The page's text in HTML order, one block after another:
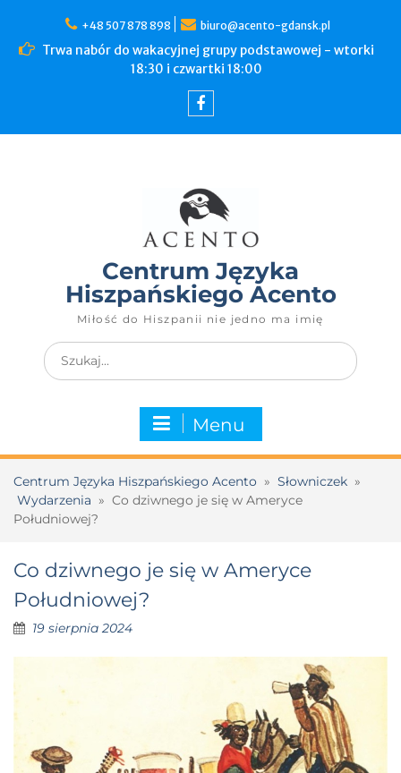
+48 507 878 898 biuro@acento-gdansk.pl
Trwa nabór do wakacyjnej grupy podstawowej - wtorki
18:30 i czwartki 18:00
Centrum Języka
Hiszpańskiego Acento
Miłość do Hiszpanii nie jedno ma imię
Menu
Centrum Języka Hiszpańskiego Acento » Słowniczek »
Wydarzenia » Co dziwnego je się w Ameryce
Południowej?
Co dziwnego je się w Ameryce
Południowej?
19 sierpnia 2024